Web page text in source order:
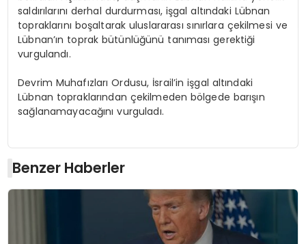
saldırılarını derhal durdurması, işgal altındaki Lübnan
topraklarını boşaltarak uluslararası sınırlara çekilmesi ve
Lübnan’ın toprak bütünlüğünü tanıması gerektiği
vurgulandı.
Devrim Muhafızları Ordusu, İsrail’in işgal altındaki
Lübnan topraklarından çekilmeden bölgede barışın
sağlanamayacağını vurguladı.
Benzer Haberler